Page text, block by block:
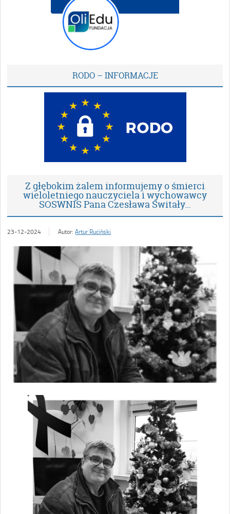
RODO – INFORMACJE
Z głębokim żalem informujemy o śmierci
wieloletniego nauczyciela i wychowawcy
SOSWNIS Pana Czesława Świtały…
23-12-2024 Autor:Artur Ruciński